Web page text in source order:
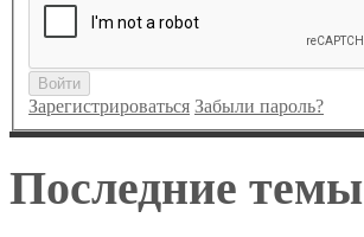
Войти
Зарегистрироваться Забыли пароль?
Последние темы